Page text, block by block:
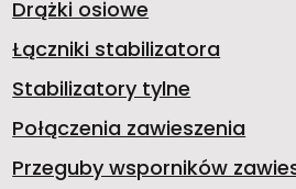
Drążki osiowe
Łączniki stabilizatora
Stabilizatory tylne
Połączenia zawieszenia
Przeguby wsporników